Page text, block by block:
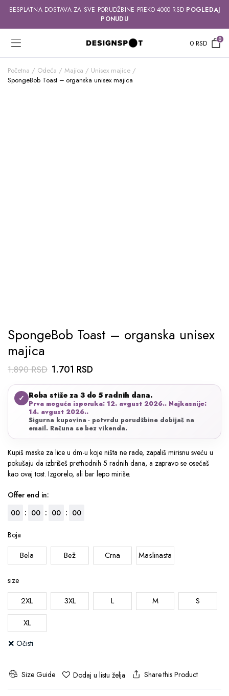
BESPLATNA DOSTAVA ZA SVE PORUDŽBINE PREKO 4000 RSD POGLEDAJ
PONUDU
0RSD 0
Početna Odeća Majica
Unisex majice
SpongeBob Toast – organska unisex majica
SpongeBob Toast – organska unisex
majica
1.890RSD Originalna
cena
je
bila:
1.890 RSD.
1.701 RSDTrenutna
cena
je:
1.701 RSD.
✓ Roba stiže za 3 do 5 radnih dana.
Prva moguća isporuka: 12. avgust 2026.. Najkasnije:
14. avgust 2026..
Sigurna kupovina - potvrdu porudžbine dobijaš na
email. Računa se bez vikenda.
Kupiš maske za lice u dm-u koje ništa ne rade, zapališ mirisnu sveću u
pokušaju da izbrišeš prethodnih 5 radnih dana, a zapravo se osećaš
kao ovaj tost. Izgorelo, ali bar lepo miriše.
Offer end in:
00 : 00 : 00 : 00
Boja
Bela Bež Crna Maslinasta
size
2XL 3XL L M
S
XL
Očisti
Size Guide Dodaj u listu želja Share this Product